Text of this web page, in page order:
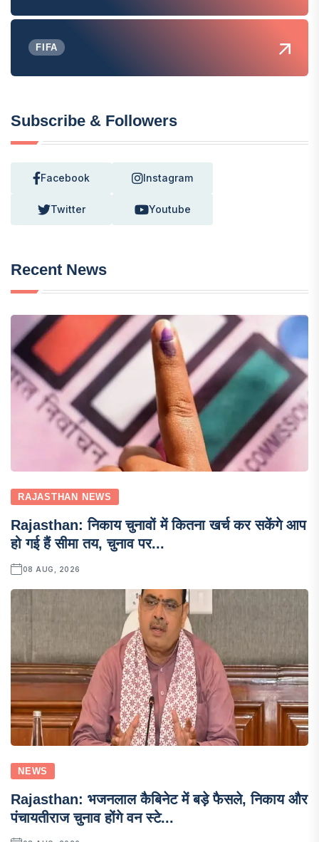
FIFA
Subscribe & Followers
Facebook Instagram
Twitter Youtube
Recent News
RAJASTHAN NEWS
Rajasthan: निकाय चुनावों में कितना खर्च कर सकेंगे आप
हो गई हैं सीमा तय, चुनाव पर...
08 AUG, 2026
NEWS
Rajasthan: भजनलाल कैबिनेट में बड़े फैसले, निकाय और
पंचायतीराज चुनाव होंगे वन स्टे...